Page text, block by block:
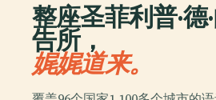
整座圣菲利普·德
告所，
娓娓道来。